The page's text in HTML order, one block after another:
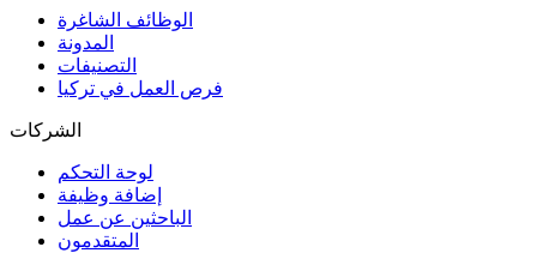
الوظائف الشاغرة
المدونة
التصنيفات
فرص العمل في تركيا
الشركات
لوحة التحكم
إضافة وظيفة
الباحثين عن عمل
المتقدمون